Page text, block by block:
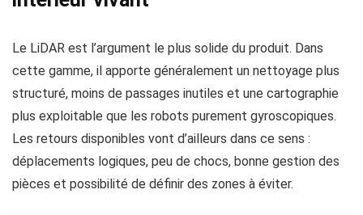
Le LiDAR est l’argument le plus solide du produit. Dans
cette gamme, il apporte généralement un nettoyage plus
structuré, moins de passages inutiles et une cartographie
plus exploitable que les robots purement gyroscopiques.
Les retours disponibles vont d’ailleurs dans ce sens :
déplacements logiques, peu de chocs, bonne gestion des
pièces et possibilité de définir des zones à éviter.